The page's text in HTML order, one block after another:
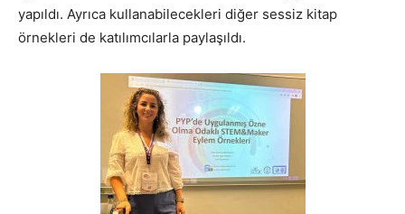
yapıldı. Ayrıca kullanabilecekleri diğer sessiz kitap
örnekleri de katılımcılarla paylaşıldı.